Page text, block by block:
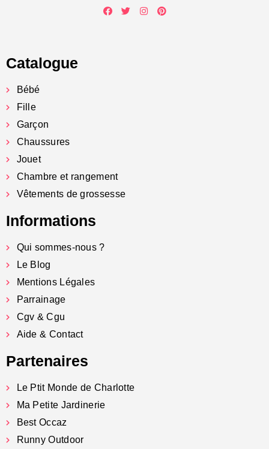
Catalogue
Bébé
Fille
Garçon
Chaussures
Jouet
Chambre et rangement
Vêtements de grossesse
Informations
Qui sommes-nous ?
Le Blog
Mentions Légales
Parrainage
Cgv & Cgu
Aide & Contact
Partenaires
Le Ptit Monde de Charlotte
Ma Petite Jardinerie
Best Occaz
Runny Outdoor